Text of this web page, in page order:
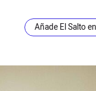
Añade El Salto